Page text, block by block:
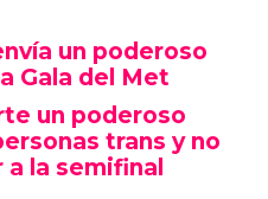
un poderoso
Gala del Met
un poderoso
trans y no
la semifinal